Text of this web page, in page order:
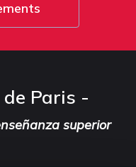
Paris -
superior